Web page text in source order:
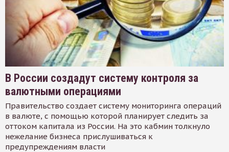
В России создадут систему контроля за
валютными операциями
Правительство создает систему мониторинга операций
в валюте, с помощью которой планирует следить за
оттоком капитала из России. На это кабмин толкнуло
нежелание бизнеса прислушиваться к
предупреждениям власти